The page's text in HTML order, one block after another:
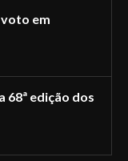
em
68ª edição dos